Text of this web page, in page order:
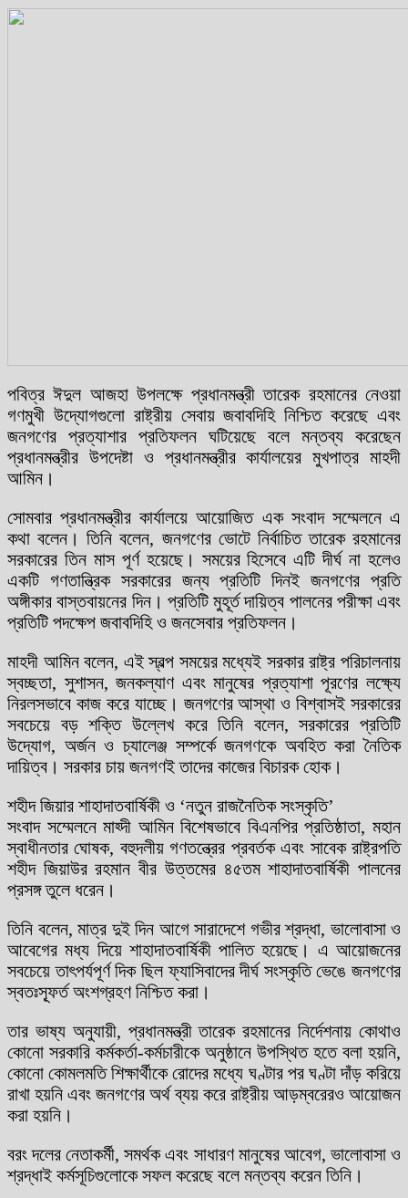
পবিত্র ঈদুল আজহা উপলক্ষে প্রধানমন্ত্রী তারেক রহমানের নেওয়া
গণমুখী উদ্যোগগুলো রাষ্ট্রীয় সেবায় জবাবদিহি নিশ্চিত করেছে এবং
জনগণের প্রত্যাশার প্রতিফলন ঘটিয়েছে বলে মন্তব্য করেছেন
প্রধানমন্ত্রীর উপদেষ্টা ও প্রধানমন্ত্রীর কার্যালয়ের মুখপাত্র মাহদী
আমিন।
সোমবার প্রধানমন্ত্রীর কার্যালয়ে আয়োজিত এক সংবাদ সম্মেলনে এ
কথা বলেন। তিনি বলেন, জনগণের ভোটে নির্বাচিত তারেক রহমানের
সরকারের তিন মাস পূর্ণ হয়েছে। সময়ের হিসেবে এটি দীর্ঘ না হলেও
একটি গণতান্ত্রিক সরকারের জন্য প্রতিটি দিনই জনগণের প্রতি
অঙ্গীকার বাস্তবায়নের দিন। প্রতিটি মুহূর্ত দায়িত্ব পালনের পরীক্ষা এবং
প্রতিটি পদক্ষেপ জবাবদিহি ও জনসেবার প্রতিফলন।
মাহদী আমিন বলেন, এই স্বল্প সময়ের মধ্যেই সরকার রাষ্ট্র পরিচালনায়
স্বচ্ছতা, সুশাসন, জনকল্যাণ এবং মানুষের প্রত্যাশা পূরণের লক্ষ্যে
নিরলসভাবে কাজ করে যাচ্ছে। জনগণের আস্থা ও বিশ্বাসই সরকারের
সবচেয়ে বড় শক্তি উল্লেখ করে তিনি বলেন, সরকারের প্রতিটি
উদ্যোগ, অর্জন ও চ্যালেঞ্জ সম্পর্কে জনগণকে অবহিত করা নৈতিক
দায়িত্ব। সরকার চায় জনগণই তাদের কাজের বিচারক হোক।
শহীদ জিয়ার শাহাদাতবার্ষিকী ও ‘নতুন রাজনৈতিক সংস্কৃতি’
সংবাদ সম্মেলনে মাহ্দী আমিন বিশেষভাবে বিএনপির প্রতিষ্ঠাতা, মহান
স্বাধীনতার ঘোষক, বহুদলীয় গণতন্ত্রের প্রবর্তক এবং সাবেক রাষ্ট্রপতি
শহীদ জিয়াউর রহমান বীর উত্তমের ৪৫তম শাহাদাতবার্ষিকী পালনের
প্রসঙ্গ তুলে ধরেন।
তিনি বলেন, মাত্র দুই দিন আগে সারাদেশে গভীর শ্রদ্ধা, ভালোবাসা ও
আবেগের মধ্য দিয়ে শাহাদাতবার্ষিকী পালিত হয়েছে। এ আয়োজনের
সবচেয়ে তাৎপর্যপূর্ণ দিক ছিল ফ্যাসিবাদের দীর্ঘ সংস্কৃতি ভেঙে জনগণের
স্বতঃস্ফূর্ত অংশগ্রহণ নিশ্চিত করা।
তার ভাষ্য অনুযায়ী, প্রধানমন্ত্রী তারেক রহমানের নির্দেশনায় কোথাও
কোনো সরকারি কর্মকর্তা-কর্মচারীকে অনুষ্ঠানে উপস্থিত হতে বলা হয়নি,
কোনো কোমলমতি শিক্ষার্থীকে রোদের মধ্যে ঘণ্টার পর ঘণ্টা দাঁড় করিয়ে
রাখা হয়নি এবং জনগণের অর্থ ব্যয় করে রাষ্ট্রীয় আড়ম্বরেরও আয়োজন
করা হয়নি।
বরং দলের নেতাকর্মী, সমর্থক এবং সাধারণ মানুষের আবেগ, ভালোবাসা ও
শ্রদ্ধাই কর্মসূচিগুলোকে সফল করেছে বলে মন্তব্য করেন তিনি।